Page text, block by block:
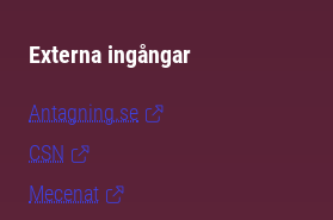
Externa ingångar
Antagning.se
CSN
Mecenat